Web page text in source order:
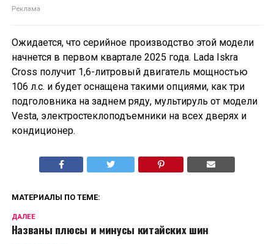
Ожидается, что серийное производство этой модели
начнется в первом квартале 2025 года. Lada Iskra
Cross получит 1,6-литровый двигатель мощностью
106 л.с. и будет оснащена такими опциями, как три
подголовника на заднем ряду, мультируль от модели
Vesta, электростеклоподъемники на всех дверях и
кондиционер.
МАТЕРИАЛЫ ПО ТЕМЕ:
ДАЛЕЕ
Названы плюсы и минусы китайских шин